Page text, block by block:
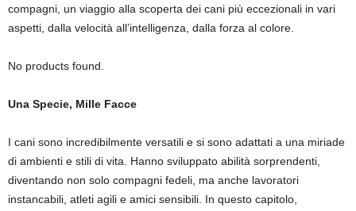
compagni, un viaggio alla scoperta dei cani più eccezionali in vari
aspetti, dalla velocità all’intelligenza, dalla forza al colore.
No products found.
Una Specie, Mille Facce
I cani sono incredibilmente versatili e si sono adattati a una miriade
di ambienti e stili di vita. Hanno sviluppato abilità sorprendenti,
diventando non solo compagni fedeli, ma anche lavoratori
instancabili, atleti agili e amici sensibili. In questo capitolo,